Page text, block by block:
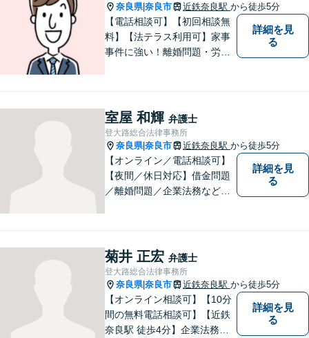
奈良県|奈良市 近鉄奈良駅 から徒歩5分
【電話相談可】【初回相談無
料】【法テラス利用可】家事
事件に強い！離婚問題・労働
談しやすい弁護士を目指す
【夜間・休日面談可】【完全
個室】【近鉄奈良駅5分】
詳細を見
る
室屋 和輝 弁護士
登大路総合法律事務所
奈良県|奈良市 近鉄奈良駅 から徒歩5分
【オンライン／電話相談可】
【夜間／休日対応】借金問題
／離婚問題／企業法務など幅
さまに安心を与えることを目
指します。【地域に根差した
弁護士】まずはお気軽にご相
談ください。
詳細を見
る
菊井 正宏 弁護士
登大路総合法律事務所
奈良県|奈良市 近鉄奈良駅 から徒歩5分
【オンライン相談可】【10分
間の無料電話相談可】【近鉄
奈良駅 徒歩4分】企業法務／
詳細を見
る